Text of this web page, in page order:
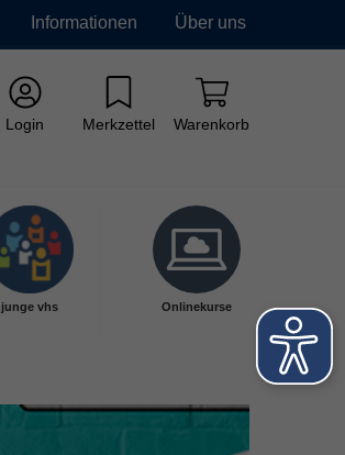
Informationen Über uns
Login Merkzettel Warenkorb
junge vhs Onlinekurse